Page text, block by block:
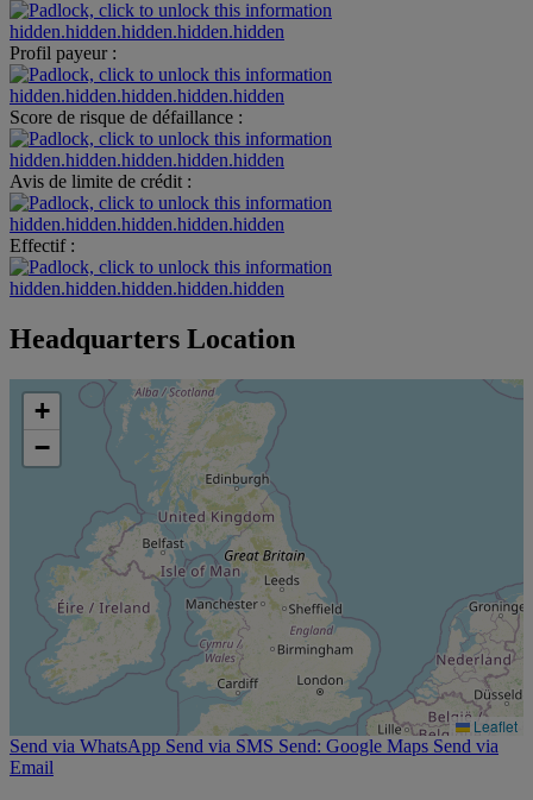
hidden.hidden.hidden.hidden.hidden
Profil payeur :
hidden.hidden.hidden.hidden.hidden
Score de risque de défaillance :
hidden.hidden.hidden.hidden.hidden
Avis de limite de crédit :
hidden.hidden.hidden.hidden.hidden
Effectif :
hidden.hidden.hidden.hidden.hidden
Headquarters Location
+
−
Leaflet
Send via WhatsApp Send via SMS Send: Google Maps Send via
Email